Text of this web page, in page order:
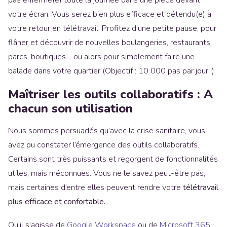
votre écran. Vous serez bien plus efficace et détendu(e) à
votre retour en télétravail. Profitez d’une petite pause, pour
flâner et découvrir de nouvelles boulangeries, restaurants,
parcs, boutiques… ou alors pour simplement faire une
balade dans votre quartier (Objectif : 10 000 pas par jour !)
Maîtriser les outils collaboratifs : A
chacun son utilisation
Nous sommes persuadés qu’avec la crise sanitaire, vous
avez pu constater l’émergence des outils collaboratifs.
Certains sont très puissants et regorgent de fonctionnalités
utiles, mais méconnues. Vous ne le savez peut-être pas,
mais certaines d’entre elles peuvent rendre votre télétravail
plus efficace et confortable.